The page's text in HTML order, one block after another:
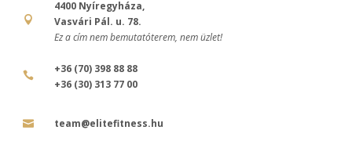
4400 Nyíregyháza,
Vasvári Pál. u. 78.
Ez a cím nem bemutatóterem, nem üzlet!
+36 (70) 398 88 88
+36 (30) 313 77 00
team@elitefitness.hu